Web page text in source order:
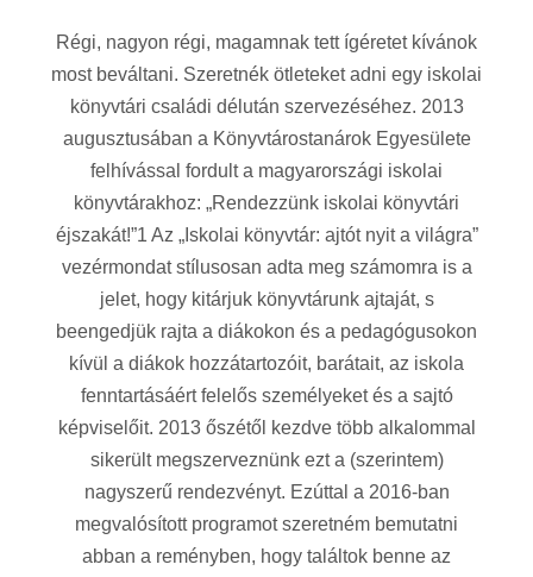
Régi, nagyon régi, magamnak tett ígéretet kívánok
most beváltani. Szeretnék ötleteket adni egy iskolai
könyvtári családi délután szervezéséhez. 2013
augusztusában a Könyvtárostanárok Egyesülete
felhívással fordult a magyarországi iskolai
könyvtárakhoz: „Rendezzünk iskolai könyvtári
éjszakát!”1 Az „Iskolai könyvtár: ajtót nyit a világra”
vezérmondat stílusosan adta meg számomra is a
jelet, hogy kitárjuk könyvtárunk ajtaját, s
beengedjük rajta a diákokon és a pedagógusokon
kívül a diákok hozzátartozóit, barátait, az iskola
fenntartásáért felelős személyeket és a sajtó
képviselőit. 2013 őszétől kezdve több alkalommal
sikerült megszerveznünk ezt a (szerintem)
nagyszerű rendezvényt. Ezúttal a 2016-ban
megvalósított programot szeretném bemutatni
abban a reményben, hogy találtok benne az